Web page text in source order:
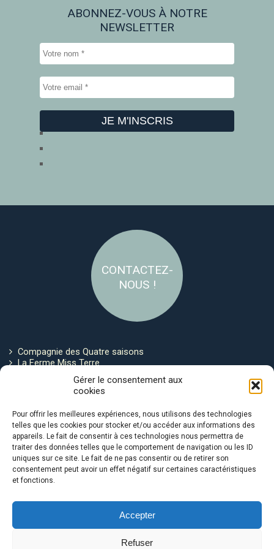
Gérer le consentement aux
cookies
Pour offrir les meilleures expériences, nous utilisons des technologies
telles que les cookies pour stocker et/ou accéder aux informations des
appareils. Le fait de consentir à ces technologies nous permettra de
traiter des données telles que le comportement de navigation ou les ID
uniques sur ce site. Le fait de ne pas consentir ou de retirer son
consentement peut avoir un effet négatif sur certaines caractéristiques
et fonctions.
Accepter
Refuser
ABONNEZ-VOUS À NOTRE
NEWSLETTER
CONTACTEZ-
NOUS !
Compagnie des Quatre saisons
La Ferme Miss Terre
Politique de cookies
Avec le soutien de :